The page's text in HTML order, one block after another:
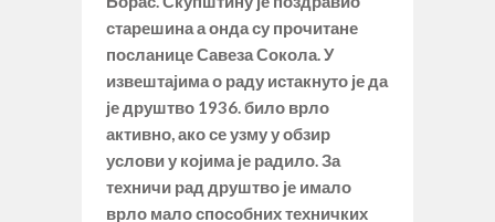
старешина а онда су прочитане
посланице Савеза Сокола. У
извештајима о раду истакнуто је да
је друштво 1936. било врло
активно, ако се узму у обзир
услови у којима је радило. За
техничи рад друштво је имало
врло мало способних техничких